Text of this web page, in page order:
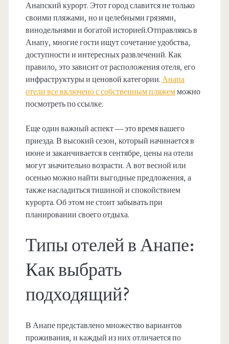
Анапский курорт. Этот город славится не только
своими пляжами, но и целебными грязями,
винодельнями и богатой историей.Отправляясь в
Анапу, многие гости ищут сочетание удобства,
доступности и интересных развлечений. Как
правило, это зависит от расположения отеля, его
инфраструктуры и ценовой категории. Анапа
отели все включено с собственным пляжемможно
посмотреть по ссылке.
Еще один важный аспект — это время вашего
приезда. В высокий сезон, который начинается в
июне и заканчивается в сентябре, цены на отели
могут значительно возрасти. А вот весной или
осенью можно найти выгодные предложения, а
также насладиться тишиной и спокойствием
курорта. Об этом не стоит забывать при
планировании своего отдыха.
Типы отелей в Анапе:
Как выбрать
подходящий?
В Анапе представлено множество вариантов
проживания, и каждый из них отличается по